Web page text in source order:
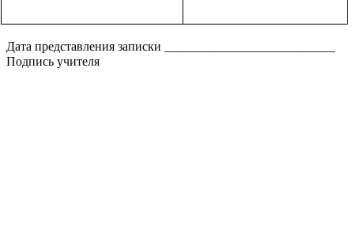
Дата представления записки ___________________________
Подпись учителя